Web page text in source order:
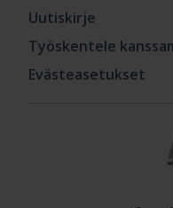
Uutiskirje
Työskentele
Evästeasetukset